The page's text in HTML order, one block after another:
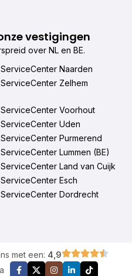
vestigingen
over NL en BE.
ServiceCenter Naarden
ServiceCenter Zelhem
ServiceCenter Voorhout
ServiceCenter Uden
ServiceCenter Purmerend
ServiceCenter Lummen (BE)
ServiceCenter Land van Cuijk
ServiceCenter Esch
ServiceCenter Dordrecht
met een: 4,9